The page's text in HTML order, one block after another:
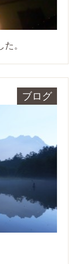
。
ブログ